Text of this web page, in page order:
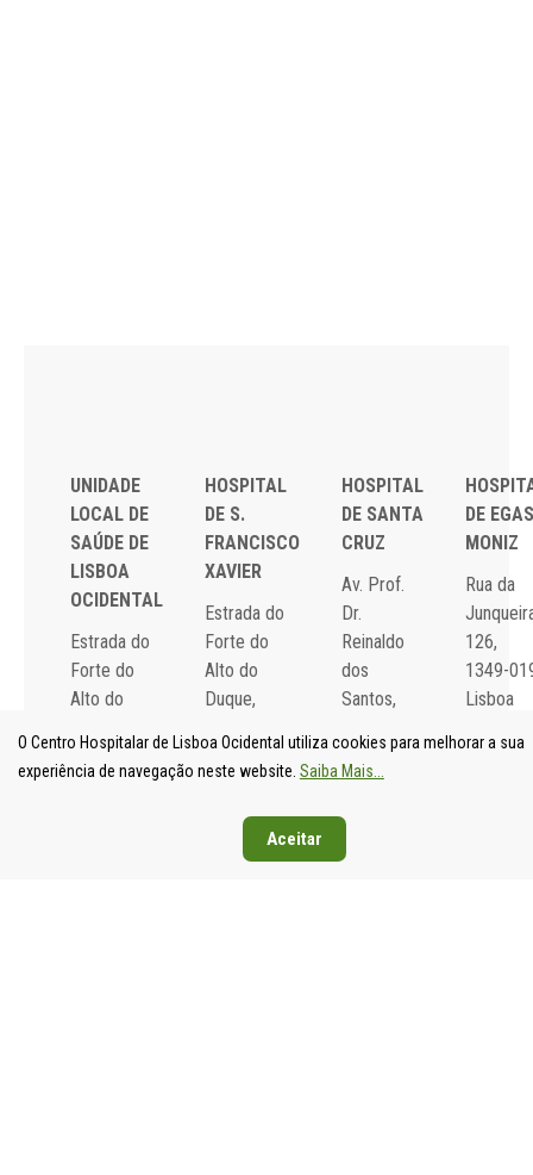
O Centro Hospitalar de Lisboa Ocidental utiliza cookies para melhorar a sua
experiência de navegação neste website. Saiba Mais...
Aceitar
UNIDADE
LOCAL DE
SAÚDE DE
LISBOA
OCIDENTAL
Estrada do
Forte do
Alto do
1449-005
Lisboa
HOSPITAL
DE S.
FRANCISCO
XAVIER
Estrada do
Forte do
Alto do
Duque,
Lisboa
Tel: 21 043
10 00
Fax: 21 043
HOSPITAL
DE SANTA
CRUZ
Av. Prof.
Dr.
Reinaldo
dos
Santos,
Carnaxide
Tel: 21
043 10 00
DE EGAS
MONIZ
Rua da
126,
1349-
Lisboa
043 10